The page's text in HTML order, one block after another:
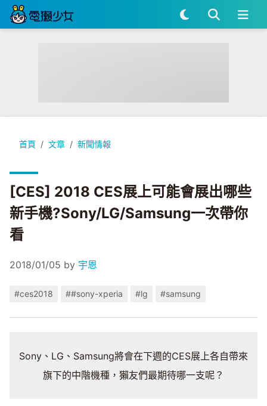
首頁 文章 新聞情報
[CES] 2018 CES展上可能會展出哪些新手機?Sony/LG/
[CES] 2018 CES展上可能會展出哪些
新手機?Sony/LG/Samsung一次帶你
看
2018/01/05 by 宇恩
#ces2018 ##sony-xperia #lg #samsung
Sony、LG、Samsung將會在下週的CES展上各自帶來
旗下的中階機種，獺友們最期待哪一支呢？